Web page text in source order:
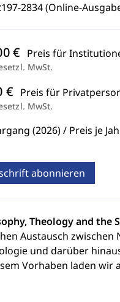
2834 (Online-
€ Preis für
MwSt.
€ Preis für
MwSt.
(2026) / Preis je
abonnieren
Theology and the
Austausch zwischen
und darüber
Vorhaben laden wir